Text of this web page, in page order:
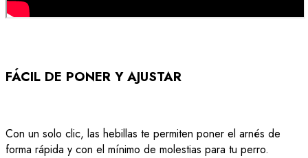
FÁCIL DE PONER Y AJUSTAR
Con un solo clic, las hebillas te permiten poner el arnés de
forma rápida y con el mínimo de molestias para tu perro.